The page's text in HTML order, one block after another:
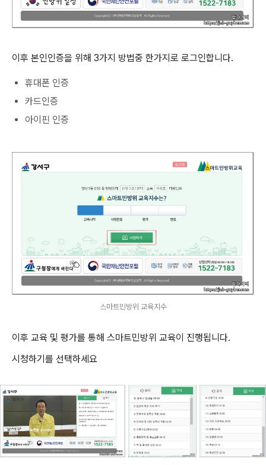
이후 본인인증을 위해 3가지 방법중 한가지로 로그인합니다.
휴대폰 인증
카드인증
아이핀 인증
스마트민방위 교육지수
이후 교육 및 평가를 통해 스마트민방위 교육이 진행됩니다.
시청하기를 선택하세요